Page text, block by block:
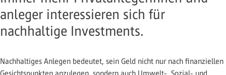
anleger interessieren sich für
nachhaltige Investments.
Nachhaltiges Anlegen bedeutet, sein Geld nicht nur nach finanziellen
Gesichtspunkten anzulegen, sondern auch Umwelt-, Sozial- und